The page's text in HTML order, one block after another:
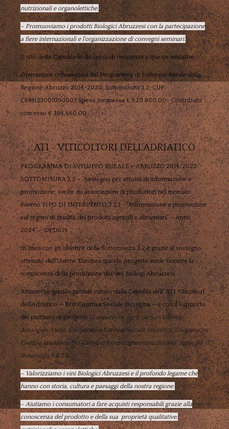
nutrizionali e organolettiche.
– Promuoviamo i prodotti Biologici Abruzzesi con la partecipazione
a fiere internazionali e l’organizzazione di convegni seminari.
Il sito della Capofila fa da cassa di risonanza a queste iniziative.
Operazione cofinanziata dal Programma di Sviluppo Rurale della
Regione Abruzzo 2014-2020, Sottomisura 3.2, CUP
C68H23001050007 Spesa Ammessa € 520.800,00– Contributo
concesso € 364.560,00
ATI – VITICOLTORI DELL’ADRIATICO
PROGRAMMA DI SVILUPPO RURALE – ABRUZZO 2014/2022
SOTTOMISURA 3.2 – “Sostegno per attività di informazione e
promozione, svolte da associazioni di produttori nel mercato
interno TIPO DI INTERVENTO 3.2.1 – “Informazione e promozione
sui regimi di qualità dei prodotti agricoli e alimentari” – Anno
2024” – DPD019
In linea con gli obiettivi della Sottomisura 3.2 e grazie al sostegno
ottenuto dall’Unione Europea questo progetto vuole favorire la
conoscenza della produzione dei vini Biologi Abruzzesi.
Attraverso questo portale curato dalla Capofila dell’ ATI Viticoltori
dell’Adriatico —BIO Cantina Sociale Orsogna— e con il supporto
dei partners di progetto (Cooperativa Agricola San Michele
Arcangelo-Vasto, Cooperativa Cantina Sociale Sannitica, Cooperativa
Cantina Madonna Del Carmine Eredi Legonziano, Società Agricola
Rosarubra S.R.L.),
– Valorizziamo i vini Biologici Abruzzesi e il profondo legame che
hanno con storia, cultura e paesaggi della nostra regione.
– Aiutiamo i consumatori a fare acquisti responsabili grazie alla
conoscenza del prodotto e della sua proprietà qualitative,